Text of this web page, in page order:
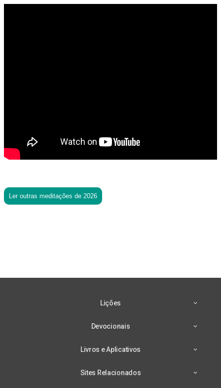
Ler outras meditações de 2026
Lições
Devocionais
Livros e Aplicativos
Sites Relacionados